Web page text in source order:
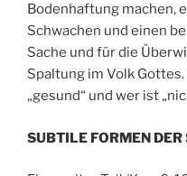
Bodenhaftung machen,
Schwachen und einen
Sache und für die
Spaltung im Volk
„gesund“ und wer ist
SUBTILE FORMEN